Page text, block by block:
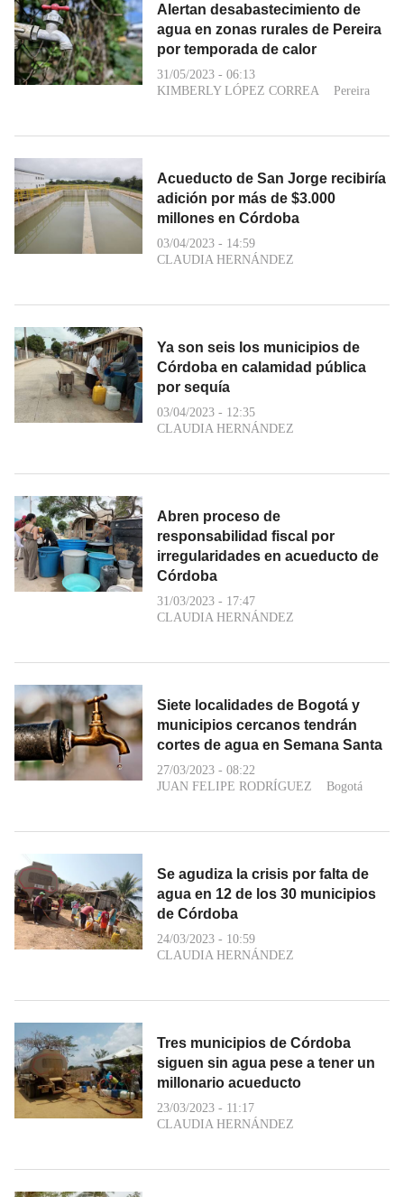
Alertan desabastecimiento de
agua en zonas rurales de Pereira
por temporada de calor
31/05/2023 - 06:13
KIMBERLY LÓPEZ CORREA
Pereira
Acueducto de San Jorge recibiría
adición por más de $3.000
millones en Córdoba
03/04/2023 - 14:59
CLAUDIA HERNÁNDEZ
Ya son seis los municipios de
Córdoba en calamidad pública
por sequía
03/04/2023 - 12:35
CLAUDIA HERNÁNDEZ
Abren proceso de
responsabilidad fiscal por
irregularidades en acueducto de
Córdoba
31/03/2023 - 17:47
CLAUDIA HERNÁNDEZ
Siete localidades de Bogotá y
municipios cercanos tendrán
cortes de agua en Semana Santa
27/03/2023 - 08:22
JUAN FELIPE RODRÍGUEZ
Bogotá
Se agudiza la crisis por falta de
agua en 12 de los 30 municipios
de Córdoba
24/03/2023 - 10:59
CLAUDIA HERNÁNDEZ
Tres municipios de Córdoba
siguen sin agua pese a tener un
millonario acueducto
23/03/2023 - 11:17
CLAUDIA HERNÁNDEZ